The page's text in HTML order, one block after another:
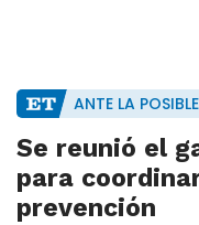
ANTE LA
Se reunió el
para
prevención